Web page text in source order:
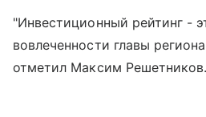
"Инвестиционный рейтинг -
вовлеченности главы
отметил Максим Решетников.